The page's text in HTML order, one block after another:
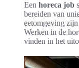
Een horeca job
bereiden van
eetomgeving
Werken in de
vinden in het